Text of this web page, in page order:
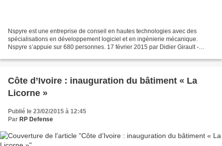
Nspyre est une entreprise de conseil en hautes technologies avec des
spécialisations en développement logiciel et en ingénierie mécanique.
Nspyre s’appuie sur 680 personnes. 17 février 2015 par Didier Girault -
Côte d’Ivoire : inauguration du bâtiment « La
Licorne »
Publié le 23/02/2015 à 12:45
Par RP Defense